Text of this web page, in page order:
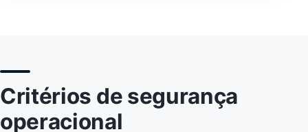
Critérios de segurança
operacional